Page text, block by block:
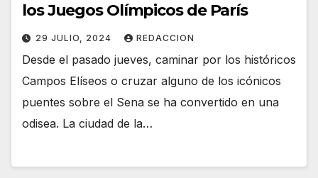
los Juegos Olímpicos de París
29 JULIO, 2024 REDACCION
Desde el pasado jueves, caminar por los históricos
Campos Elíseos o cruzar alguno de los icónicos
puentes sobre el Sena se ha convertido en una
odisea. La ciudad de la…